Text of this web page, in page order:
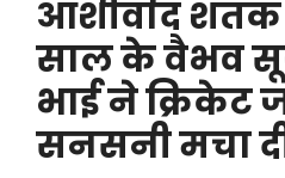
आशीर्वाद
साल के वैभव
भाई ने क्रिकेट
सनसनी मचा